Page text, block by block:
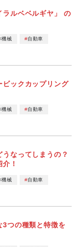
ルベベルギヤ」 の
機械 自動車
ビックカップリング
機械 自動車
なってしまうの？
！
機械 自動車
3つの種類と特徴を